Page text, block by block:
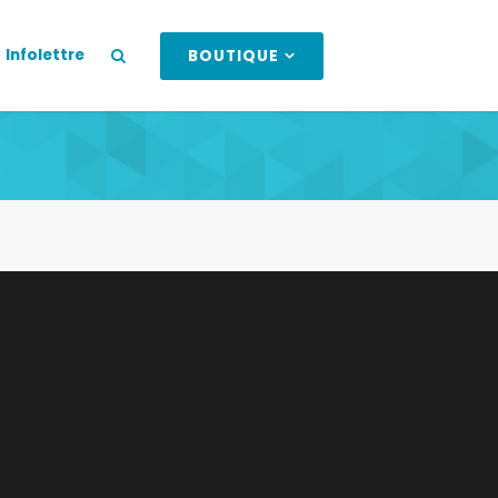
Infolettre BOUTIQUE